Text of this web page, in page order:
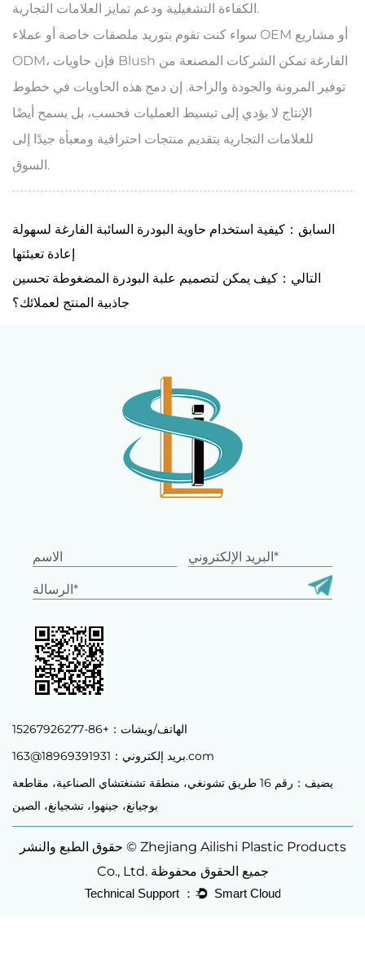
الكفاءة التشغيلية ودعم تمايز العلامات التجارية.
سواء كنت تقوم بتوريد ملصقات خاصة أو عملاء OEM أو مشاريع
ODM، فإن حاويات Blush الفارغة تمكن الشركات المصنعة من
توفير المرونة والجودة والراحة. إن دمج هذه الحاويات في خطوط
الإنتاج لا يؤدي إلى تبسيط العمليات فحسب، بل يسمح أيضًا
للعلامات التجارية بتقديم منتجات احترافية ومعبأة جيدًا إلى
السوق.
السابق：كيفية استخدام حاوية البودرة السائبة الفارغة لسهولة
إعادة تعبئتها
التالي：كيف يمكن لتصميم علبة البودرة المضغوطة تحسين
جاذبية المنتج لعملائك؟
الهاتف/ويشات：+86-15267926277
بريد إلكتروني：18969391931@163.com
يضيف：رقم 16 طريق تشونغي، منطقة تشنغتشاي الصناعية، مقاطعة
بوجيانغ، جينهوا، تشجيانغ، الصين
حقوق الطبع والنشر © Zhejiang Ailishi Plastic Products
Co., Ltd. جميع الحقوق محفوظة